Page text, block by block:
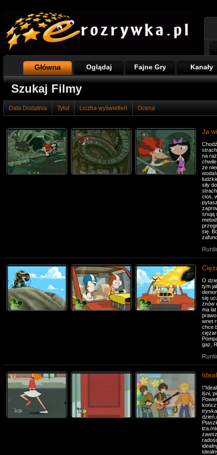
Główna Oglądaj Fajne Gry Kanały
Szukaj Filmy
Data Dodatnia Tytuł Liczba wyświetleń Ocena
Ja
na
że
siły
cios,
snują
się.
O
tym
się
znów
ma
wnet
chce
gaz,
lśni,
łza./